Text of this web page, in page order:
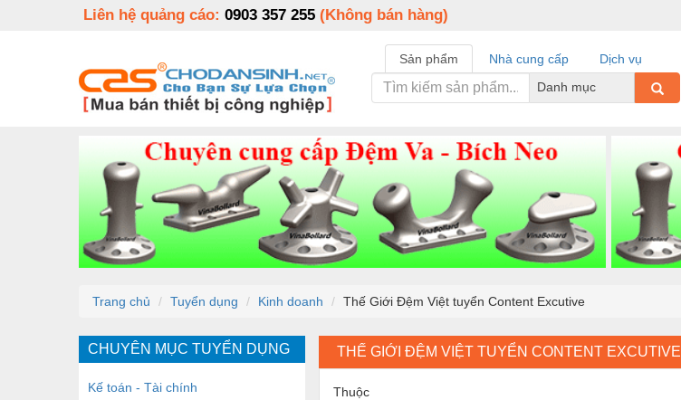
Liên hệ quảng cáo: 0903 357 255 (Không bán hàng)
Sản phẩm Nhà cung cấp
Dịch vụ
Danh mục
Trang chủ Tuyển dụng Kinh doanh Thế Giới Đệm Việt tuyển Content Excutive
CHUYÊN MỤC TUYỂN DỤNG
Kế toán - Tài chính
THẾ GIỚI ĐỆM VIỆT TUYỂN CONTENT EXCUTIVE
Thuộc